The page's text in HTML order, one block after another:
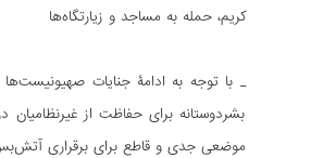
کریم، حمله به مساجد و زیارتگاه‌ها
بشردوستانه برای حفاظت از غیرنظامیان
موضعی جدی و قاطع برای برقراری آتش‌بس